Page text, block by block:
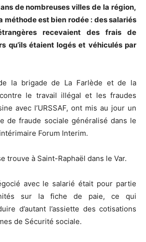
de nombreuses villes de la région,
méthode est bien rodée : des salariés
recevaient des frais de
qu’ils étaient logés et véhiculés par
la brigade de La Farlède et de la
le travail illégal et les fraudes
avec l’URSSAF, ont mis au jour un
de fraude sociale généralisé dans le
Forum Interim.
trouve à Saint-Raphaël dans le Var.
avec le salarié était pour partie
sur la fiche de paie, ce qui
d’autant l’assiette des cotisations
de Sécurité sociale.